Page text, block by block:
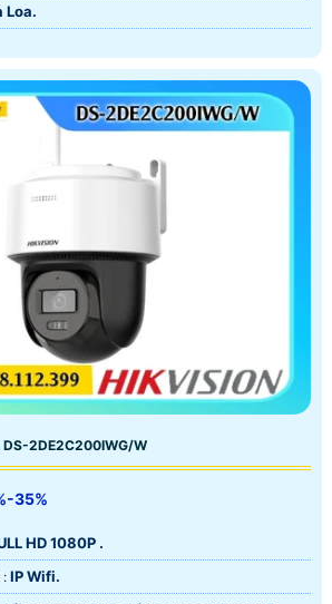
Loa.
2DE2C200IWG/W
35%
HD 1080P .
⚙ Công Nghệ Hình Ảnh : IP Wifi.